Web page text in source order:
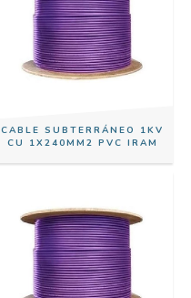
CABLE SUBTERRÁNEO 1KV
CU 1X240MM2 PVC IRAM